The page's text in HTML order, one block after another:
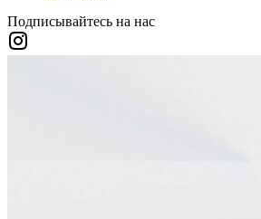
Подписывайтесь на нас